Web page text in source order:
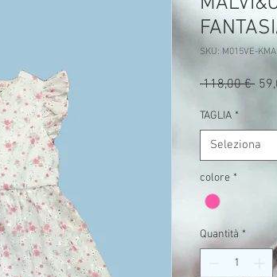
SKU: M015VE-
118,00 €
TAGLIA *
Seleziona
colore *
Quantità *